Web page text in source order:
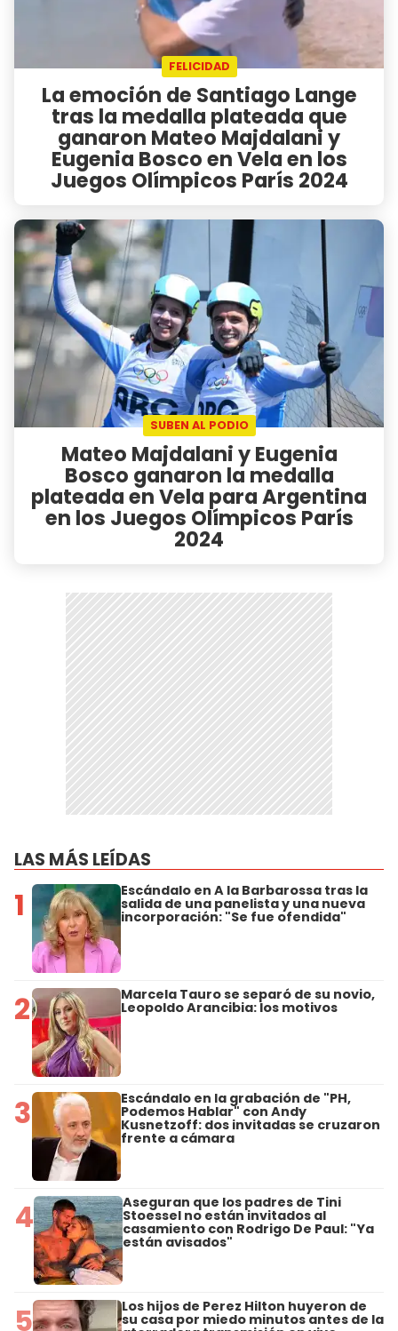
FELICIDAD
La emoción de Santiago Lange
tras la medalla plateada que
ganaron Mateo Majdalani y
Eugenia Bosco en Vela en los
Juegos Olímpicos París 2024
SUBEN AL PODIO
Mateo Majdalani y Eugenia
Bosco ganaron la medalla
plateada en Vela para Argentina
en los Juegos Olímpicos París
2024
LAS MÁS LEÍDAS
1 Escándalo en A la Barbarossa tras la
salida de una panelista y una nueva
incorporación: "Se fue ofendida"
2 Marcela Tauro se separó de su novio,
Leopoldo Arancibia: los motivos
3 Escándalo en la grabación de "PH,
Podemos Hablar" con Andy
Kusnetzoff: dos invitadas se cruzaron
frente a cámara
4 Aseguran que los padres de Tini
Stoessel no están invitados al
casamiento con Rodrigo De Paul: "Ya
están avisados"
5 Los hijos de Perez Hilton huyeron de
su casa por miedo minutos antes de la